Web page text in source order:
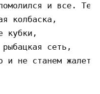
и все.
колбаска,
кубки,
сеть,
и не станем